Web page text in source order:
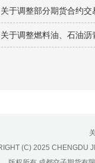
于调整部分期货合约
于调整燃料油、石油
(C) 2025 CHENGDU